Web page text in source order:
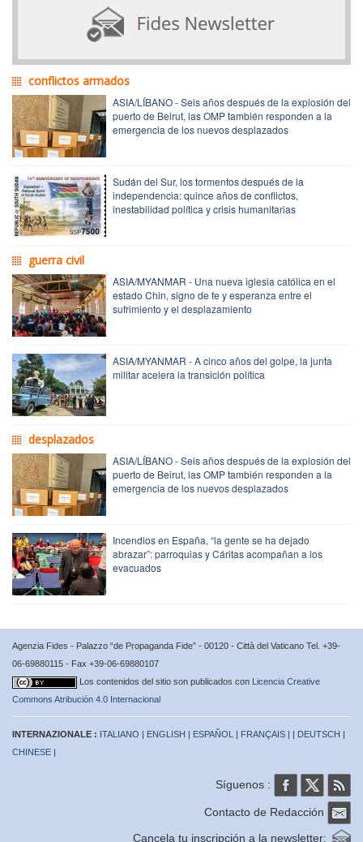
conflictos armados
ASIA/LÍBANO - Seis años después de la explosión del
puerto de Beirut, las OMP también responden a la
emergencia de los nuevos desplazados
Sudán del Sur, los tormentos después de la
independencia: quince años de conflictos,
inestabilidad política y crisis humanitarias
guerra civil
ASIA/MYANMAR - Una nueva iglesia católica en el
estado Chin, signo de fe y esperanza entre el
sufrimiento y el desplazamiento
ASIA/MYANMAR - A cinco años del golpe, la junta
militar acelera la transición política
desplazados
ASIA/LÍBANO - Seis años después de la explosión del
puerto de Beirut, las OMP también responden a la
emergencia de los nuevos desplazados
Incendios en España, “la gente se ha dejado
abrazar”: parroquias y Cáritas acompañan a los
evacuados
Agenzia Fides - Palazzo “de Propaganda Fide” - 00120 - Città del Vaticano Tel. +39-
06-69880115 - Fax +39-06-69880107
Los contenidos del sitio son publicados con Licencia Creative
Commons Atribución 4.0 Internacional
INTERNAZIONALE : ITALIANO | ENGLISH | ESPAÑOL | FRANÇAIS | | DEUTSCH |
CHINESE |
Síguenos :
Contacto de Redacción
Cancela tu inscripción a la newsletter: